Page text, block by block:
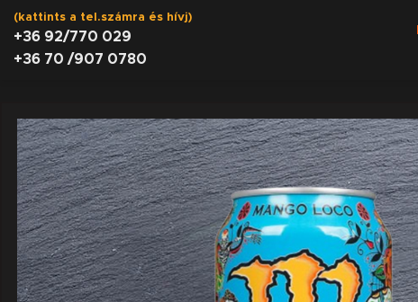
(kattints a tel.számra és hívj)
+36 92/770 029
+36 70 /907 0780